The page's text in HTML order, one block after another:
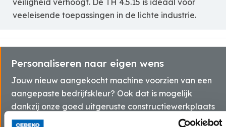
veeleisende toepassingen in de lichte industrie.
Personaliseren naar eigen wens
Jouw nieuw aangekocht machine voorzien van een
aangepaste bedrijfskleur? Ook dat is mogelijk
dankzij onze goed uitgeruste constructiewerkplaats
voorzien van spuitcabine.